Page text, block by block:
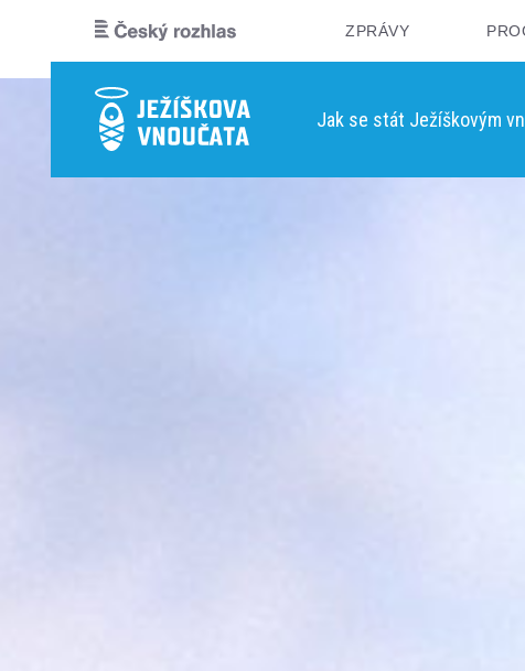
ZPRÁVY
Jak se stát Ježíškovým